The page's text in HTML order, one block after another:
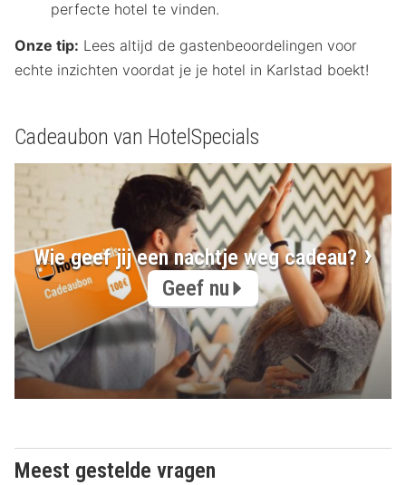
perfecte hotel te vinden.
Onze tip: Lees altijd de gastenbeoordelingen voor
echte inzichten voordat je je hotel in Karlstad boekt!
Cadeaubon van HotelSpecials
Wie geef jij een nachtje weg cadeau?
Geef nu
Meest gestelde vragen